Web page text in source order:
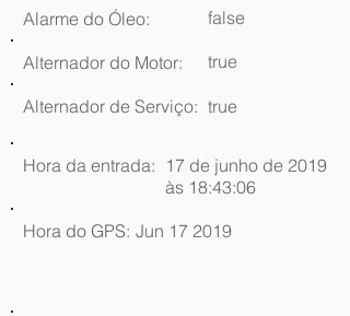
Alarme do Óleo: false
Alternador do Motor: true
Alternador de Serviço: true
Hora da entrada: 17 de junho de 2019
às 18:43:06
Hora do GPS: Jun 17 2019